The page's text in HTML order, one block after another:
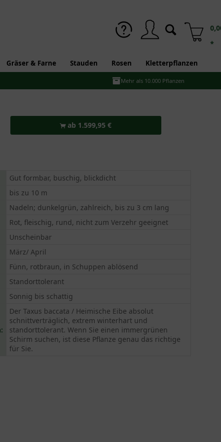
*
Gräser & Farne Stauden Rosen Kletterpflanzen
Mehr als 10.000 Pflanzen
ab 1.599,95 €
Gut formbar, buschig, blickdicht
bis zu 10 m
Nadeln; dunkelgrün, zahlreich, bis zu 3 cm lang
Rot, fleischig, rund, nicht zum Verzehr geeignet
Unscheinbar
März/ April
Fünn, rotbraun, in Schuppen ablösend
Standorttolerant
Sonnig bis schattig
Der Taxus baccata / Heimische Eibe absolut
schnittverträglich, extrem winterhart und
standorttolerant. Wenn Sie einen immergrünen
Schirm suchen, ist diese Pflanze genau das richtige
für Sie.